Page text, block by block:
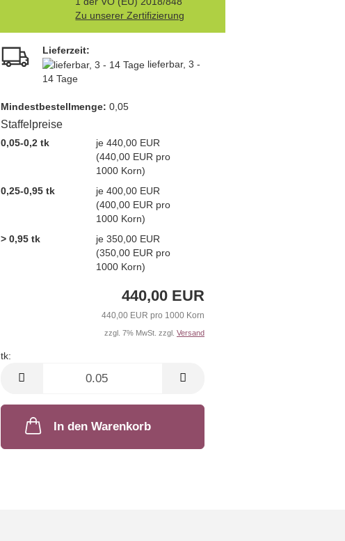
Zu unserer Zertifizierung
Lieferzeit:
lieferbar, 3 -
14 Tage
Mindest­bestellmenge: 0,05
Staffelpreise
0,05-0,2 tk
je 440,00 EUR
(440,00 EUR pro
1000 Korn)
0,25-0,95 tk
je 400,00 EUR
(400,00 EUR pro
1000 Korn)
> 0,95 tk
je 350,00 EUR
(350,00 EUR pro
1000 Korn)
440,00 EUR
440,00 EUR pro 1000 Korn
zzgl. 7% MwSt. zzgl. Versand
tk:
In den Warenkorb